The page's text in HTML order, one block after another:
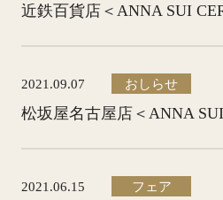
2021.09.07 おしらせ
2021.06.15 フェア